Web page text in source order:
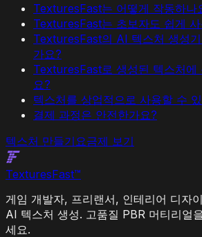
TexturesFast는 어떻게 작동하나
TexturesFast는 초보자도 쉽게
TexturesFast의 AI 텍스처 생성
가요?
TexturesFast로 생성된 텍스처에
요?
텍스처를 상업적으로 사용할 수
결제 과정은 안전한가요?
텍스처 만들기 요금제 보기
TexturesFast™
게임 개발자, 프리랜서, 인테리어 디자
AI 텍스처 생성. 고품질 PBR 머티리얼
세요.